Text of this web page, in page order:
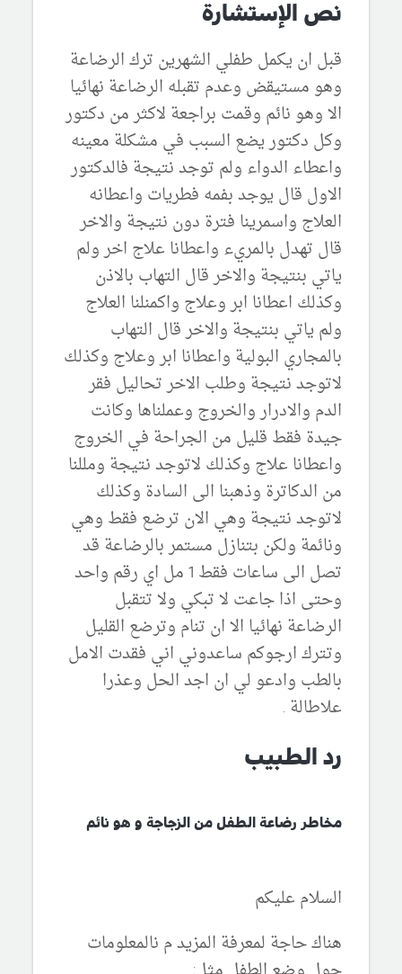
نص الإستشارة
قبل ان يكمل طفلي الشهرين ترك الرضاعة
وهو مستيقض وعدم تقبله الرضاعة نهائيا
الا وهو نائم وقمت براجعة لاكثر من دكتور
وكل دكتور يضع السبب في مشكلة معينه
واعطاء الدواء ولم توجد نتيجة فالدكتور
الاول قال يوجد بفمه فطريات واعطانه
العلاج واسمرينا فترة دون نتيجة والاخر
قال تهدل بالمريء واعطانا علاج اخر ولم
ياتي بنتيجة والاخر قال التهاب بالاذن
وكذلك اعطانا ابر وعلاج واكمنلنا العلاج
ولم ياتي بنتيجة والاخر قال التهاب
بالمجاري البولية واعطانا ابر وعلاج وكذلك
لاتوجد نتيجة وطلب الاخر تحاليل فقر
الدم والادرار والخروج وعملناها وكانت
جيدة فقط قليل من الجراحة في الخروج
واعطانا علاج وكذلك لاتوجد نتيجة ومللنا
من الدكاترة وذهبنا الى السادة وكذلك
لاتوجد نتيجة وهي الان ترضع فقط وهي
ونائمة ولكن بتنازل مستمر بالرضاعة قد
تصل الى ساعات فقط 1 مل اي رقم واحد
وحتى اذا جاعت لا تبكي ولا تتقبل
الرضاعة نهائيا الا ان تنام وترضع القليل
وتترك ارجوكم ساعدوني اني فقدت الامل
بالطب وادعو لي ان اجد الحل وعذرا
علاطالة .
رد الطبيب
مخاطر رضاعة الطفل من الزجاجة و هو نائم
السلام عليكم
هناك حاجة لمعرفة المزيد م نالمعلومات